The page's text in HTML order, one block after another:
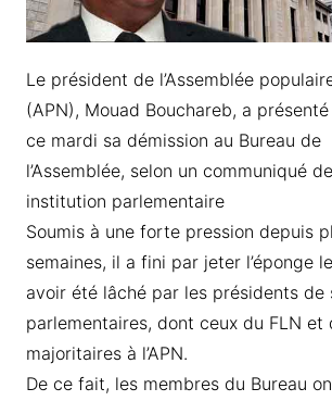
Le président de l’Assemblée
(APN), Mouad Bouchareb, a
ce mardi sa démission au Bureau de
l’Assemblée, selon un communiqué
institution parlementaire
Soumis à une forte pression depuis
semaines, il a fini par jeter l’éponge
avoir été lâché par les présidents de
parlementaires, dont ceux du FLN et
majoritaires à l’APN.
De ce fait, les membres du Bureau